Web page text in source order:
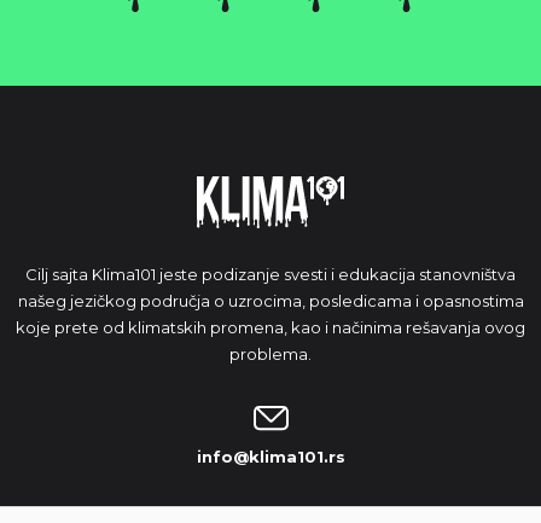
Cilj sajta Klima101 jeste podizanje svesti i edukacija stanovništva
našeg jezičkog područja o uzrocima, posledicama i opasnostima
koje prete od klimatskih promena, kao i načinima rešavanja ovog
problema.
info@klima101.rs